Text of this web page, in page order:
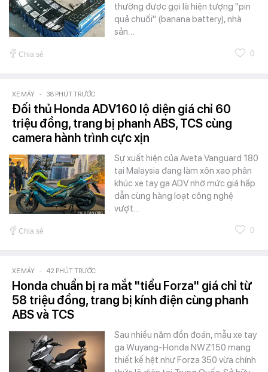
thường được gọi là hiện tượng "pin
quả chuối" (banana battery), nhà
sản…
Chia sẻ 0
XE MÁY - 38 PHÚT TRƯỚC
Đối thủ Honda ADV160 lộ diện giá chỉ 60
triệu đồng, trang bị phanh ABS, TCS cùng
camera hành trình cực xịn
Sự xuất hiện của Aveta Vanguard 180
tại Malaysia đang làm xôn xao phân
khúc xe tay ga ADV nhờ mức giá hấp
dẫn cùng hàng loạt công nghệ
vượt…
Chia sẻ 0
XE MÁY - 42 PHÚT TRƯỚC
Honda chuẩn bị ra mắt "tiểu Forza" giá chỉ từ
58 triệu đồng, trang bị kính điện cùng phanh
ABS và TCS
Sau nhiều năm đồn đoán, mẫu xe tay
ga Wuyang-Honda NWZ150 mang
thiết kế hệt như Forza 350 vừa chính